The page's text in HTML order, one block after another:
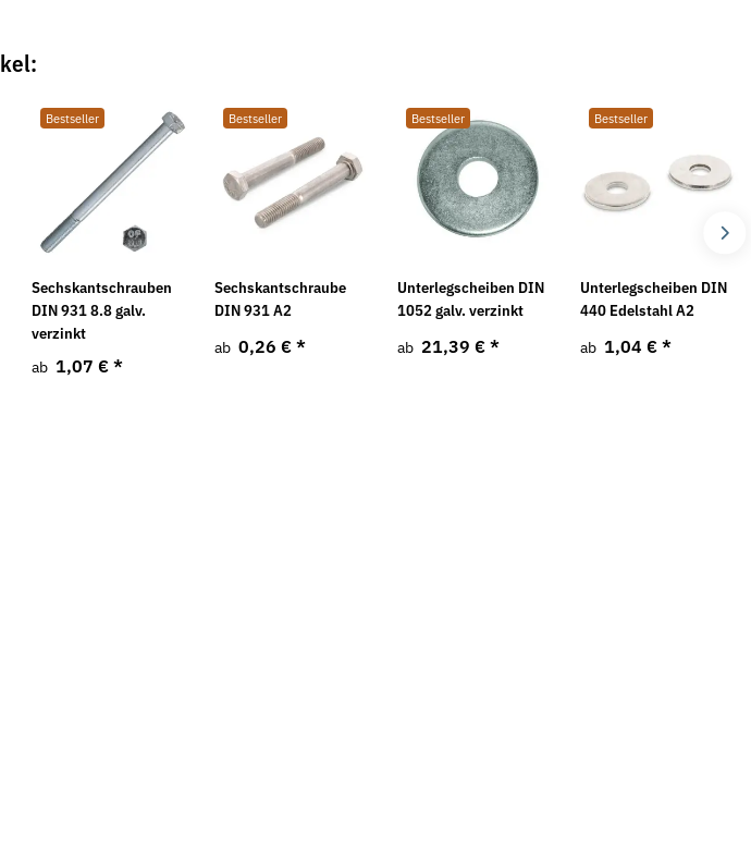
Bestseller
Sechskantschrauben
DIN 931 8.8 galv.
verzinkt
ab 1,07 € *
Bestseller
Sechskantschraube
DIN 931 A2
ab 0,26 € *
Bestseller
Unterlegscheiben DIN
1052 galv. verzinkt
ab 21,39 € *
Bestseller
Unterlegscheiben DIN
440 Edelstahl A2
ab 1,04 € *